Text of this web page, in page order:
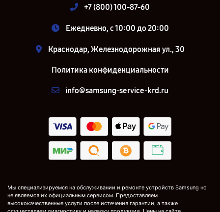
+7 (800) 100-87-60
Ежедневно, с 10:00 до 20:00
Краснодар, Железнодорожная ул., 30
Политика конфиденциальности
info@samsung-service-krd.ru
Мы специализируемся на обслуживании и ремонте устройств Samsung но
не являемся их официальным сервисом. Предоставляем
высококачественные услуги после истечения гарантии, а также